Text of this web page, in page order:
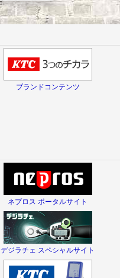
ブランドコンテンツ
ネプロス ポータルサイト
デジラチェ スペシャルサイト